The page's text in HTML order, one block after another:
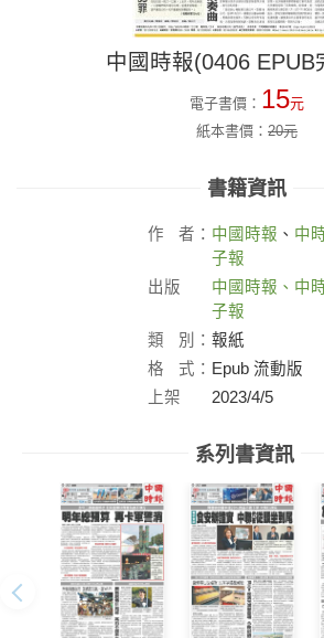
中國時報(0406 EPUB
電子書價： 15元
紙本書價： 20元
書籍資訊
作 者： 中國時報 、 中
子報
出版
中國時報、中
子報
類
別： 報紙
格
式： Epub 流動版
上架
2023/4/5
系列書資訊